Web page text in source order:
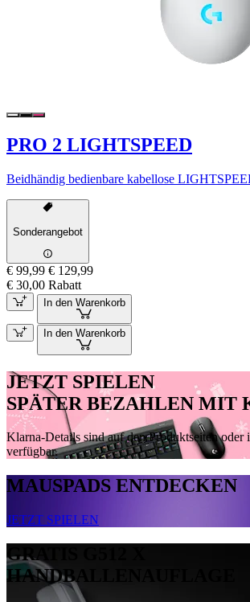
PRO 2 LIGHTSPEED
Beidhändig bedienbare kabellose
Sonderangebot
€ 99,99 € 129,99
€ 30,00 Rabatt
In den Warenkorb
In den Warenkorb
JETZT SPIELEN
SPÄTER BEZAHLEN MIT
Klarna-Details sind auf den Produktseiten oder
verfügbar.
MAUSPADS ENTDECKEN
JETZT SPIELEN
GRATIS G512 X
HANDBALLENAUFLAGE